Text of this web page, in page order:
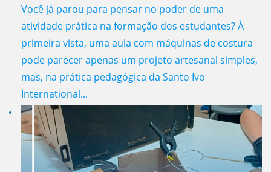
Você já parou para pensar no poder de uma
atividade prática na formação dos estudantes? À
primeira vista, uma aula com máquinas de costura
pode parecer apenas um projeto artesanal simples,
mas, na prática pedagógica da Santo Ivo
International...